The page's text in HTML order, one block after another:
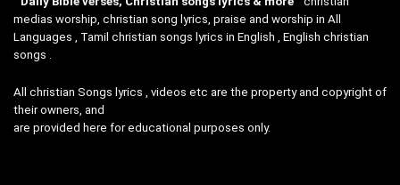
medias worship, christian song lyrics, praise and worship in All
Languages , Tamil christian songs lyrics in English , English christian
songs .
All christian Songs lyrics , videos etc are the property and copyright of
their owners, and
are provided here for educational purposes only.